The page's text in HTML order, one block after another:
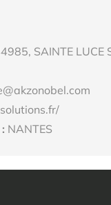
SAINTE LUCE
NANTES